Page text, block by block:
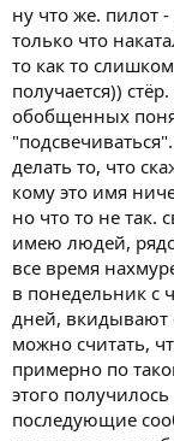
ну что же. пилот -
только что
то как то
получается))
обобщенных
делать то, что
кому это имя
но что то не
имею людей,
все время
в понедельник с
дней, вкидывают
можно считать,
примерно по
этого
последующие